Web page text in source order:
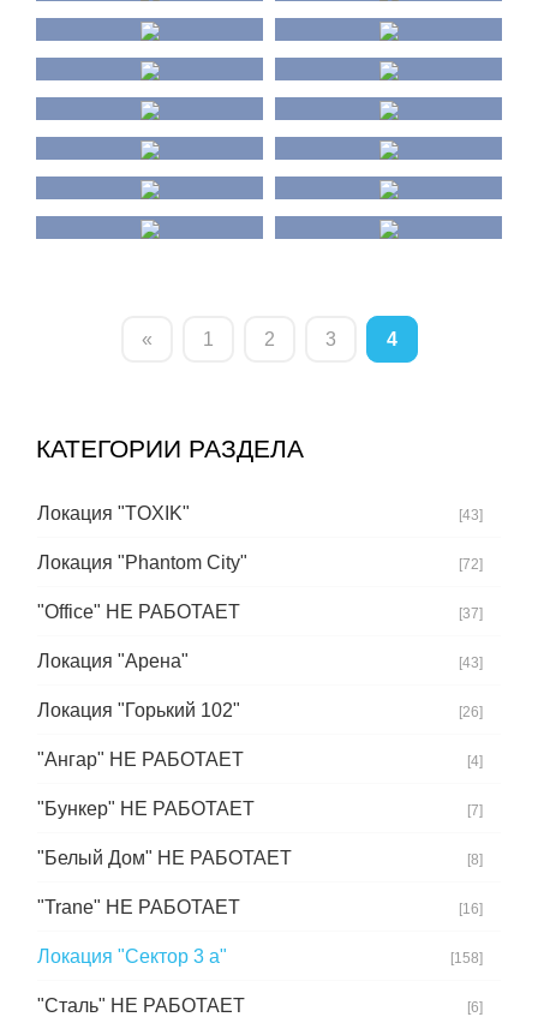
« 1 2 3 4
КАТЕГОРИИ РАЗДЕЛА
Локация "TOXIK" [43]
Локация "Phantom City" [72]
"Office" НЕ РАБОТАЕТ [37]
Локация "Арена" [43]
Локация "Горький 102" [26]
"Ангар" НЕ РАБОТАЕТ [4]
"Бункер" НЕ РАБОТАЕТ [7]
"Белый Дом" НЕ РАБОТАЕТ [8]
"Trane" НЕ РАБОТАЕТ [16]
Локация "Сектор 3 а" [158]
"Сталь" НЕ РАБОТАЕТ [6]